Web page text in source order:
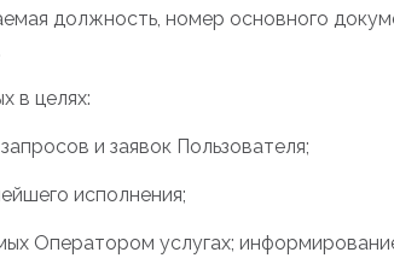
должность, номер основного
в целях:
и заявок Пользователя;
исполнения;
Оператором услугах;